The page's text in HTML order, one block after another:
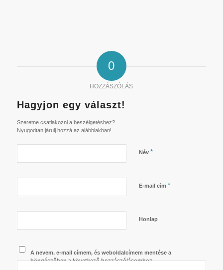
0
HOZZÁSZÓLÁS
Hagyjon egy választ!
Szeretne csatlakozni a beszélgetéshez?
Nyugodtan járulj hozzá az alábbiakban!
Név *
E-mail cím *
Honlap
A nevem, e-mail címem, és weboldalcímem mentése a
böngészőben a következő hozzászólásomhoz.